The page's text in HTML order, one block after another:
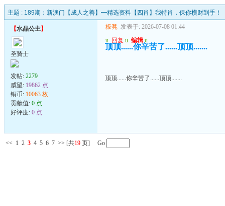
主题 : 189期：新澳门【成人之善】━精选资料【四肖】我特肖，保你横财到手！
【水晶公主】
圣骑士
发帖: 2279
威望: 19862 点
铜币: 10063 枚
贡献值: 0 点
好评度: 0 点
板凳 发表于: 2026-07-08 01:44
u 回复 u 编辑 u
顶顶......你辛苦了......顶顶.......
顶顶......你辛苦了......顶顶.......
<< 1 2 3 4 5 6 7 >> [共19 页] Go